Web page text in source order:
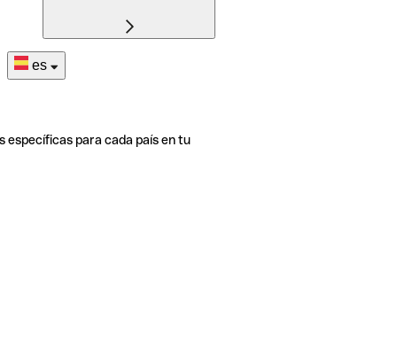
es
específicas para cada país en tu